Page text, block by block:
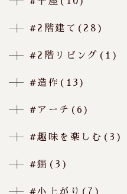
#2階建て(28)
#2階リビング(1)
#造作(13)
#アーチ(6)
#趣味を楽しむ(3)
#猫(3)
#小上がり(7)